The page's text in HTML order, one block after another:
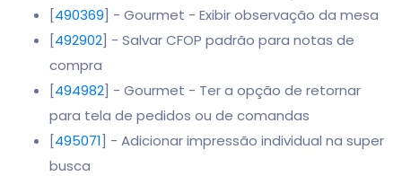
[490369] - Gourmet - Exibir observação da mesa
[492902] - Salvar CFOP padrão para notas de
compra
[494982] - Gourmet - Ter a opção de retornar
para tela de pedidos ou de comandas
[495071] - Adicionar impressão individual na super
busca